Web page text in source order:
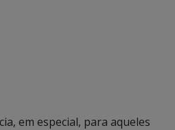
em especial, para aqueles